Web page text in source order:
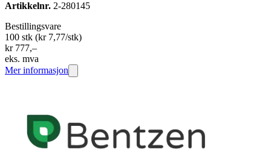
Artikkelnr. 2-280145
Bestillingsvare
100 stk (kr 7,77/stk)
kr 777,–
eks. mva
Mer informasjon